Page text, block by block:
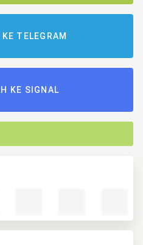
TELEGRAM
KE SIGNAL